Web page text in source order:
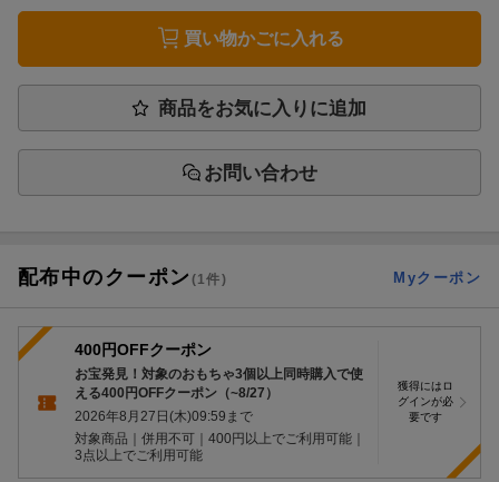
買い物かごに入れる
商品をお気に入りに追加
お問い合わせ
配布中のクーポン (1件) Myクーポン
400円OFFクーポン
お宝発見！対象のおもちゃ3個以上同時購入で使
える400円OFFクーポン（~8/27）
2026年8月27日(木)09:59 まで
対象商品｜併用不可｜400円以上でご利用可能｜
3点以上でご利用可能
獲得にはロ
グインが必
要です